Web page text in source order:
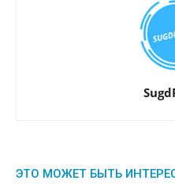
ЭТО МОЖЕТ БЫТЬ